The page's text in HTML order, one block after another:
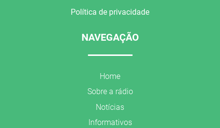
Política de privacidade
NAVEGAÇÃO
Home
Sobre a rádio
Notícias
Informativos